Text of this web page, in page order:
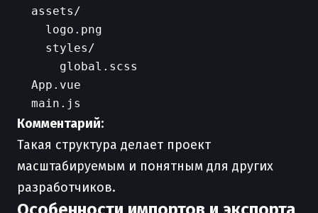
  assets/
    logo.png
    styles/
      global.scss
  App.vue
Комментарий:
Такая структура делает проект
масштабируемым и понятным для других
разработчиков.